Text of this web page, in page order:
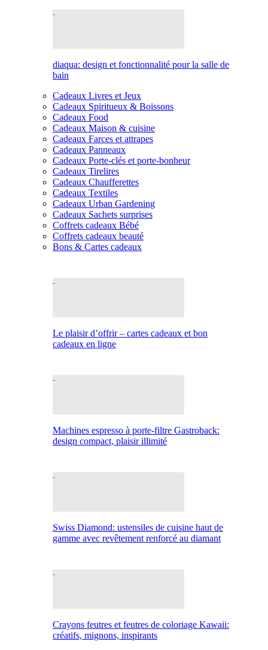
diaqua: design et fonctionnalité pour la salle de
bain
Cadeaux Livres et Jeux
Cadeaux Spiritueux & Boissons
Cadeaux Food
Cadeaux Maison & cuisine
Cadeaux Farces et attrapes
Cadeaux Panneaux
Cadeaux Porte-clés et porte-bonheur
Cadeaux Tirelires
Cadeaux Chaufferettes
Cadeaux Textiles
Cadeaux Urban Gardening
Cadeaux Sachets surprises
Coffrets cadeaux Bébé
Coffrets cadeaux beauté
Bons & Cartes cadeaux
Le plaisir d’offrir – cartes cadeaux et bon
cadeaux en ligne
Machines espresso à porte-filtre Gastroback:
design compact, plaisir illimité
Swiss Diamond: ustensiles de cuisine haut de
gamme avec revêtement renforcé au diamant
Crayons feutres et feutres de coloriage Kawaii:
créatifs, mignons, inspirants